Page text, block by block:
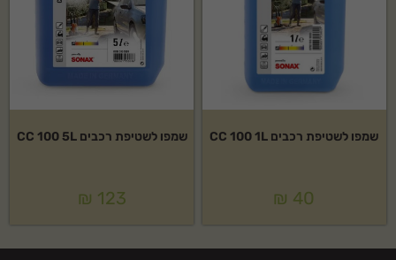
שמפו לשטיפת רכבים CC 100 1L
₪ 40
שמפו לשטיפת רכבים CC 100 5L
₪ 123